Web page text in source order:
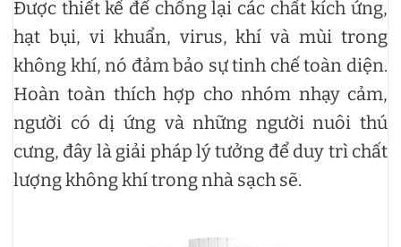
Được thiết kế để chống lại các chất kích ứng,
hạt bụi, vi khuẩn, virus, khí và mùi trong
không khí, nó đảm bảo sự tinh chế toàn diện.
Hoàn toàn thích hợp cho nhóm nhạy cảm,
người có dị ứng và những người nuôi thú
cưng, đây là giải pháp lý tưởng để duy trì chất
lượng không khí trong nhà sạch sẽ.